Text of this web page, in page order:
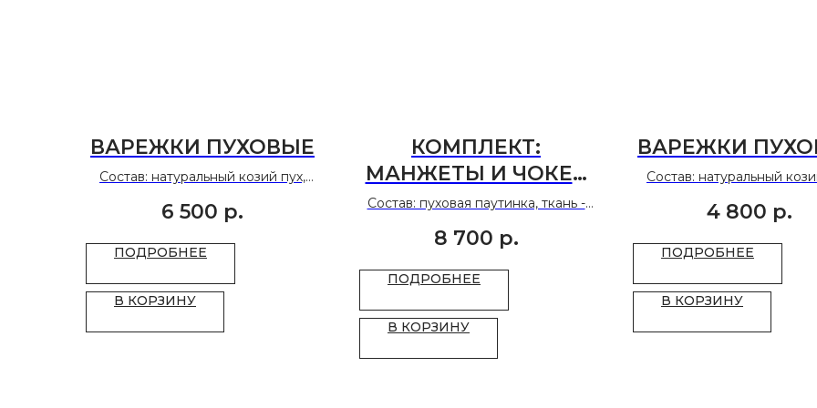
ВАРЕЖКИ ПУХОВЫЕ
Состав: натуральный козий пух,
Размер: 7-9
6 500 р.
ПОДРОБНЕЕ
В КОРЗИНУ
КОМПЛЕКТ:
МАНЖЕТЫ И ЧОКЕР
В ЧЕРНОМ ЦВЕТЕ
Состав: пуховая паутинка, ткань -
8 700 р.
ПОДРОБНЕЕ
В КОРЗИНУ
ВАРЕЖКИ
Состав: натуральный
Размер: 7,5-9.
4 800 р.
ПОДРОБНЕЕ
В КОРЗИНУ